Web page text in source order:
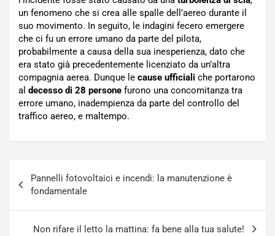
un fenomeno che si crea alle spalle dell’aereo durante il
suo movimento. In seguito, le indagini fecero emergere
che ci fu un errore umano da parte del pilota,
probabilmente a causa della sua inesperienza, dato che
era stato già precedentemente licenziato da un’altra
compagnia aerea. Dunque le cause ufficiali che portarono
al decesso di 28 persone furono una concomitanza tra
errore umano, inadempienza da parte del controllo del
traffico aereo, e maltempo.
articoli
Pannelli fotovoltaici e incendi: la manutenzione è
fondamentale
Non rifare il letto la mattina: fa bene alla tua salute!